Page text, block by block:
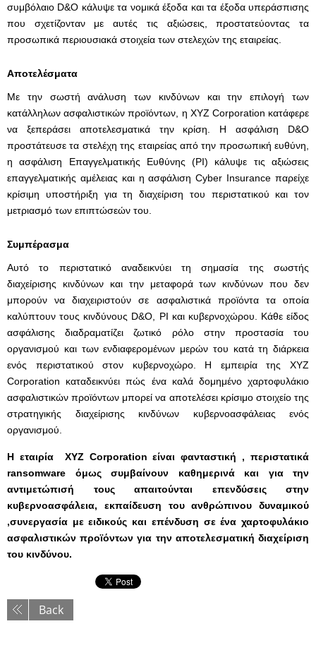
συμβόλαιο D&O κάλυψε τα νομικά έξοδα και τα έξοδα υπεράσπισης
που σχετίζονταν με αυτές τις αξιώσεις, προστατεύοντας τα
προσωπικά περιουσιακά στοιχεία των στελεχών της εταιρείας.
Αποτελέσματα
Με την σωστή ανάλυση των κινδύνων και την επιλογή των
κατάλληλων ασφαλιστικών προϊόντων, η XYZ Corporation κατάφερε
να ξεπεράσει αποτελεσματικά την κρίση. Η ασφάλιση D&O
προστάτευσε τα στελέχη της εταιρείας από την προσωπική ευθύνη,
η ασφάλιση Επαγγελματικής Ευθύνης (PΙ) κάλυψε τις αξιώσεις
επαγγελματικής αμέλειας και η ασφάλιση Cyber Insurance παρείχε
κρίσιμη υποστήριξη για τη διαχείριση του περιστατικού και τον
μετριασμό των επιπτώσεών του.
Συμπέρασμα
Αυτό το περιστατικό αναδεικνύει τη σημασία της σωστής
διαχείρισης κινδύνων και την μεταφορά των κινδύνων που δεν
μπορούν να διαχειριστούν σε ασφαλιστικά προϊόντα τα οποία
καλύπτουν τους κινδύνους D&O, PI και κυβερνοχώρου. Κάθε είδος
ασφάλισης διαδραματίζει ζωτικό ρόλο στην προστασία του
οργανισμού και των ενδιαφερομένων μερών του κατά τη διάρκεια
ενός περιστατικού στον κυβερνοχώρο. Η εμπειρία της XYZ
Corporation καταδεικνύει πώς ένα καλά δομημένο χαρτοφυλάκιο
ασφαλιστικών προϊόντων μπορεί να αποτελέσει κρίσιμο στοιχείο της
στρατηγικής διαχείρισης κινδύνων κυβερνοασφάλειας ενός
οργανισμού.
Η εταιρία XYZ Corporation είναι φανταστική , περιστατικά
ransomware όμως συμβαίνουν καθημερινά και για την
αντιμετώπισή τους απαιτούνται επενδύσεις στην
κυβερνοασφάλεια, εκπαίδευση του ανθρώπινου δυναμικού
,συνεργασία με ειδικούς και επένδυση σε ένα χαρτοφυλάκιο
ασφαλιστικών προϊόντων για την αποτελεσματική διαχείριση
του κινδύνου.
Back